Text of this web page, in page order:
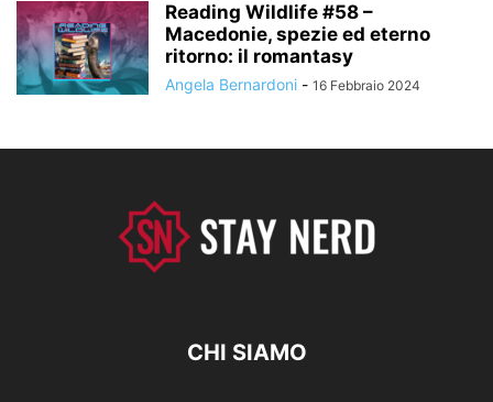
Reading Wildlife #58 –
Macedonie, spezie ed eterno
ritorno: il romantasy
Angela Bernardoni - 16 Febbraio 2024
CHI SIAMO